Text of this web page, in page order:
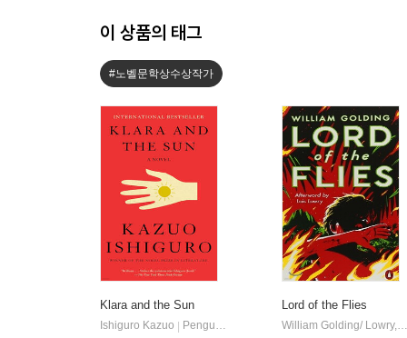
이 상품의 태그
#노벨문학상수상작가
Klara and the Sun
Ishiguro Kazuo
Penguin Random House US
Lord of the Flies
William Golding/ Lowry, Lois / Buehler, Jennifer